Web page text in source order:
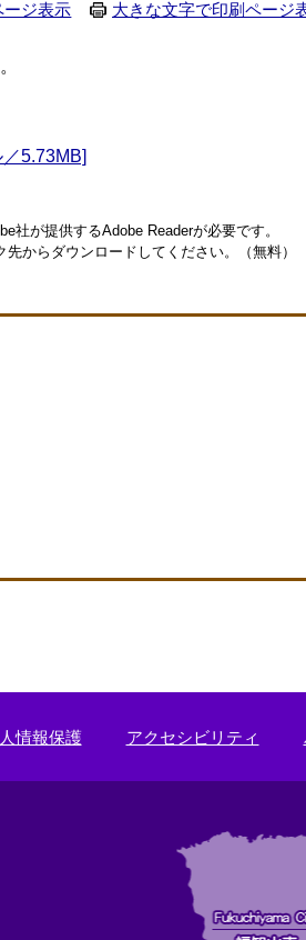
ージ表示 大きな文字で印刷ページ
5.73MB]
社が提供するAdobe Readerが必要です。
からダウンロードしてください。（無料）
情報保護 アクセシビリティ